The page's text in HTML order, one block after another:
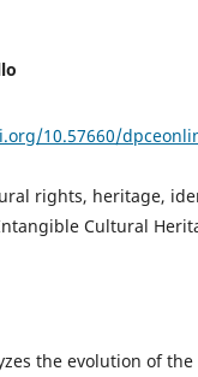
10.57660/
rights, heritage,
Cultural
the evolution of